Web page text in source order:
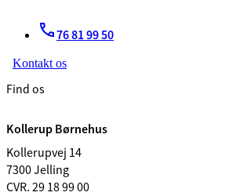
76 81 99 50
Kontakt os
Find os
Kollerup Børnehus
Kollerupvej 14
7300 Jelling
CVR. 29 18 99 00